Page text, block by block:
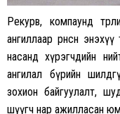
Рекурв, компаунд
ангиллаар өрнөсөн
насанд хүрэгчдийн
ангилал бүрийн
зохион байгуулалт,
шүүгч нар ажилласан